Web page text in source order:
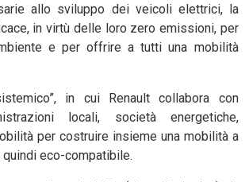
allo sviluppo dei veicoli elettrici, la
in virtù delle loro zero emissioni, per
e per offrire a tutti una mobilità
in cui Renault collabora con
locali, società energetiche,
per costruire insieme una mobilità a
eco-compatibile.